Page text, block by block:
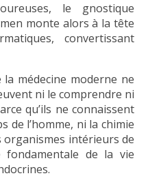
le gnostique
monte alors à la tête
convertissant
médecine moderne ne
ni le comprendre ni
qu’ils ne connaissent
de l’homme, ni la chimie
organismes intérieurs de
fondamentale de la vie